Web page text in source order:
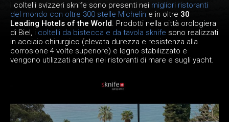
I coltelli svizzeri sknife sono presenti nei migliori ristoranti
del mondo con oltre 300 stelle Michelin e in oltre 30
Leading Hotels of the World. Prodotti nella città orologiera
di Biel, i coltelli da bistecca e da tavola sknife sono realizzati
in acciaio chirurgico (elevata durezza e resistenza alla
corrosione 4 volte superiore) e legno stabilizzato e
vengono utilizzati anche nei ristoranti di mare e sugli yacht.